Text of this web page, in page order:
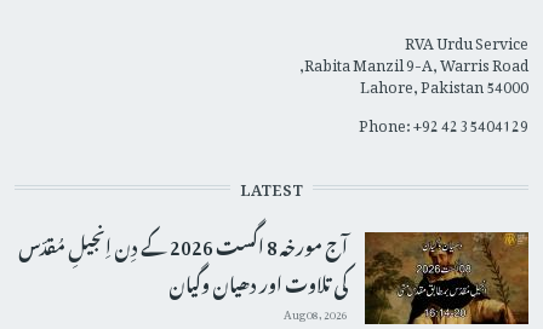
RVA Urdu Service
Rabita Manzil 9-A, Warris Road,
Lahore, Pakistan 54000
Phone: +92 42 35404129
LATEST
آج مورخہ 8 اگست 2026 کے دِن اِنجیلِ مُقدّس
کی تلاوت اور دھیان وگیان
Aug 08, 2026